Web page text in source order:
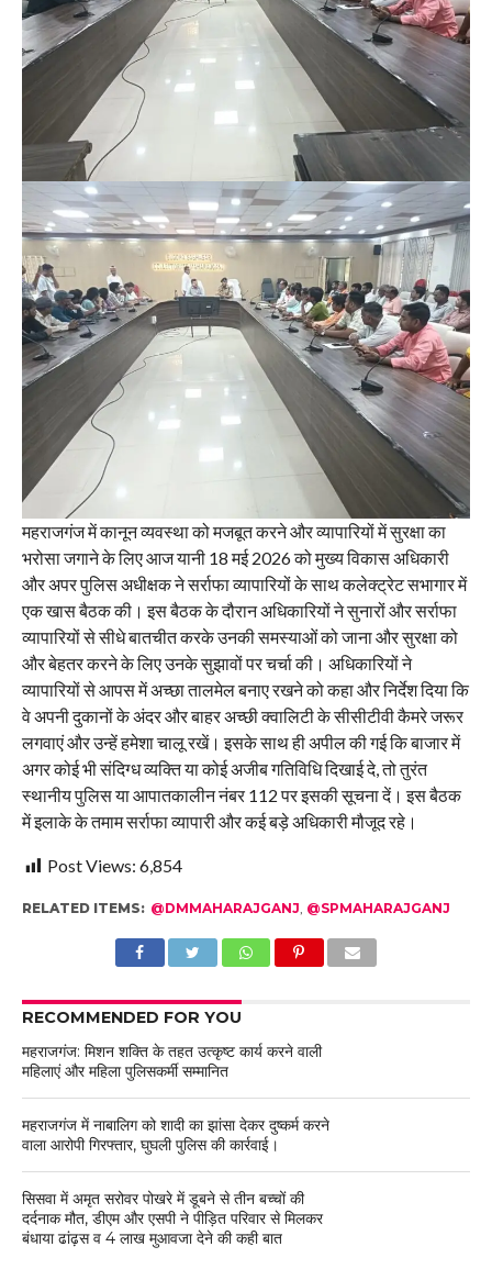
महराजगंज में कानून व्यवस्था को मजबूत करने और व्यापारियों में सुरक्षा का
भरोसा जगाने के लिए आज यानी 18 मई 2026 को मुख्य विकास अधिकारी
और अपर पुलिस अधीक्षक ने सर्राफा व्यापारियों के साथ कलेक्ट्रेट सभागार में
एक खास बैठक की। इस बैठक के दौरान अधिकारियों ने सुनारों और सर्राफा
व्यापारियों से सीधे बातचीत करके उनकी समस्याओं को जाना और सुरक्षा को
और बेहतर करने के लिए उनके सुझावों पर चर्चा की। अधिकारियों ने
व्यापारियों से आपस में अच्छा तालमेल बनाए रखने को कहा और निर्देश दिया कि
वे अपनी दुकानों के अंदर और बाहर अच्छी क्वालिटी के सीसीटीवी कैमरे जरूर
लगवाएं और उन्हें हमेशा चालू रखें। इसके साथ ही अपील की गई कि बाजार में
अगर कोई भी संदिग्ध व्यक्ति या कोई अजीब गतिविधि दिखाई दे, तो तुरंत
स्थानीय पुलिस या आपातकालीन नंबर 112 पर इसकी सूचना दें। इस बैठक
में इलाके के तमाम सर्राफा व्यापारी और कई बड़े अधिकारी मौजूद रहे।
Post Views: 6,854
RELATED ITEMS: @DMMAHARAJGANJ @SPMAHARAJGANJ
RECOMMENDED FOR YOU
महराजगंज: मिशन शक्ति के तहत उत्कृष्ट कार्य करने वाली
महिलाएं और महिला पुलिसकर्मी सम्मानित
महराजगंज में नाबालिग को शादी का झांसा देकर दुष्कर्म करने
वाला आरोपी गिरफ्तार, घुघली पुलिस की कार्रवाई।
सिसवा में अमृत सरोवर पोखरे में डूबने से तीन बच्चों की
दर्दनाक मौत, डीएम और एसपी ने पीड़ित परिवार से मिलकर
बंधाया ढांढ़स व 4 लाख मुआवजा देने की कही बात